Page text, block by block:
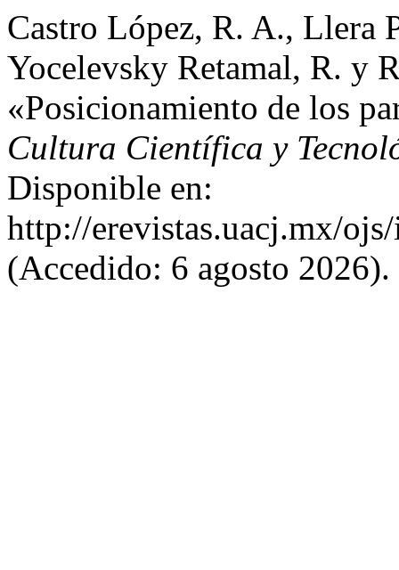
Castro López, R. A., Llera
Yocelevsky Retamal, R. y
«Posicionamiento de los
Cultura Científica y
Disponible en:
http://erevistas.uacj.mx/
(Accedido: 6 agosto 2026).